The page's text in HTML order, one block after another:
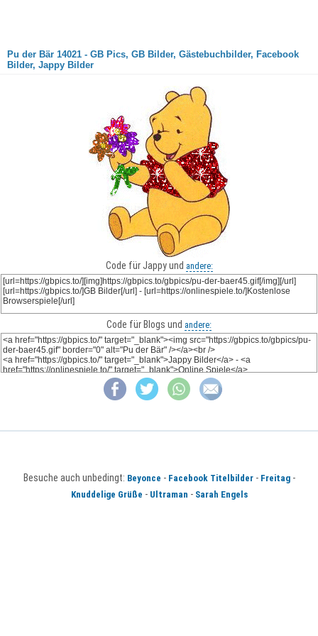
Pu der Bär 14021 - GB Pics, GB Bilder, Gästebuchbilder, Facebook
Bilder, Jappy Bilder
Code für Jappy und andere:
Code für Blogs und andere:
Besuche auch unbedingt: Beyonce - Facebook Titelbilder- Freitag-
Knuddelige Grüße - Ultraman - Sarah Engels